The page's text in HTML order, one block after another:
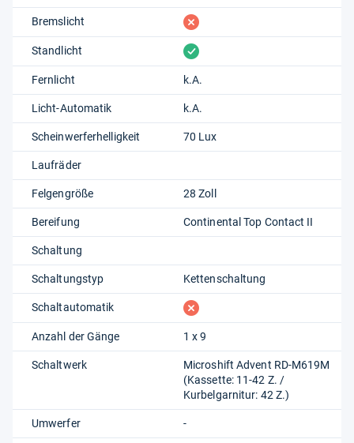
Bremslicht fehlt
Standlicht vorhanden
Fernlicht k.A.
Licht-Automatik k.A.
Scheinwerferhelligkeit 70 Lux
Laufräder
Felgengröße 28 Zoll
Bereifung Continental Top Contact II
Schaltung
Schaltungstyp Kettenschaltung
Schaltautomatik fehlt
Anzahl der Gänge 1 x 9
Schaltwerk
Microshift Advent RD-M619M
(Kassette: 11-42 Z. /
Kurbelgarnitur: 42 Z.)
Umwerfer -